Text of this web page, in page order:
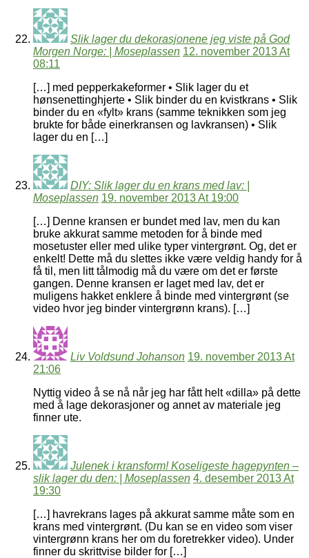
Slik lager du dekorasjonene jeg viste på God
Morgen Norge: | Moseplassen 12. november 2013 At
08:11
[…] med pepperkakeformer • Slik lager du et
hønsenettinghjerte • Slik binder du en kvistkrans • Slik
binder du en «fylt» krans (samme teknikken som jeg
brukte for både einerkransen og lavkransen) • Slik
lager du en […]
DIY: Slik lager du en krans med lav: |
Moseplassen 19. november 2013 At 19:00
[…] Denne kransen er bundet med lav, men du kan
bruke akkurat samme metoden for å binde med
mosetuster eller med ulike typer vintergrønt. Og, det er
enkelt! Dette må du slettes ikke være veldig handy for å
få til, men litt tålmodig må du være om det er første
gangen. Denne kransen er laget med lav, det er
muligens hakket enklere å binde med vintergrønt (se
video hvor jeg binder vintergrønn krans). […]
Liv Voldsund Johanson 19. november 2013 At
21:06
Nyttig video å se nå når jeg har fått helt «dilla» på dette
med å lage dekorasjoner og annet av materiale jeg
finner ute.
Julenek i kransform! Koseligeste hagepynten –
slik lager du den: | Moseplassen 4. desember 2013 At
19:30
[…] havrekrans lages på akkurat samme måte som en
krans med vintergrønt. (Du kan se en video som viser
vintergrønn krans her om du foretrekker video). Under
finner du skrittvise bilder for […]